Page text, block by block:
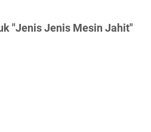
"Jenis Jenis Mesin Jahit"